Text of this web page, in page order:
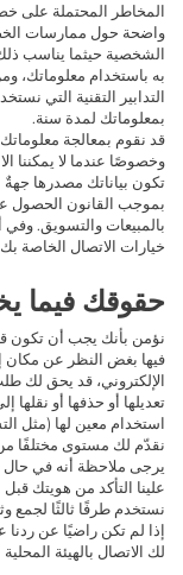
المخاطر المحتملة على
واضحة حول ممارسات
الشخصية حيثما يناسب
به باستخدام معلوماتك،
التدابير التقنية التي
بمعلوماتك لمدة سنة.
قد نقوم بمعالجة
وخصوصًا عندما لا يمكننا
تكون بياناتك مصدرها
بموجب القانون الحصول
بالمبيعات والتسويق.
خيارات الاتصال الخاصة
حقوقك فيما
نؤمن بأنك يجب أن تكون
فيها بغض النظر عن مكان
الإلكتروني، قد يحق لك
تعديلها أو حذفها أو
استخدام معين لها (مثل
نقدّم لك مستوى مختلفًا
يرجى ملاحظة أنه في حال
علينا التأكد من هويتك
نستخدم طرفًا ثالثًا لجمع
إذا لم تكن راضيًا عن
لك الاتصال بالهيئة